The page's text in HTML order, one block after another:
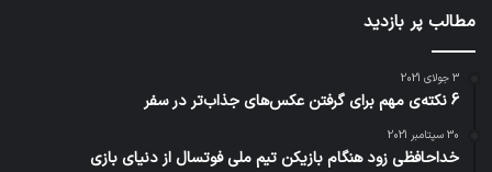
مطالب پر بازدید
3 جولای 2021
6 نکته‌ی مهم برای گرفتن عکس‌های جذاب‌تر در سفر
30 سپتامبر 2021
خداحافظی زود هنگام بازیکن تیم ملی فوتسال از دنیای بازی